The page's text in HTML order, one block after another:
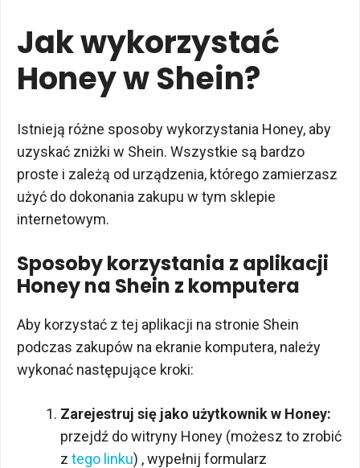
Jak wykorzystać
Honey w Shein?
Istnieją różne sposoby wykorzystania Honey, aby
uzyskać zniżki w Shein. Wszystkie są bardzo
proste i zależą od urządzenia, którego zamierzasz
użyć do dokonania zakupu w tym sklepie
internetowym.
Sposoby korzystania z aplikacji
Honey na Shein z komputera
Aby korzystać z tej aplikacji na stronie Shein
podczas zakupów na ekranie komputera, należy
wykonać następujące kroki:
Zarejestruj się jako użytkownik w Honey:
przejdź do witryny Honey (możesz to zrobić
z tego linku) , wypełnij formularz